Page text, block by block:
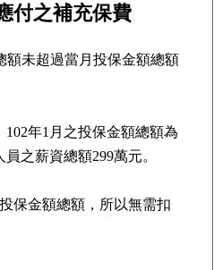
付之補充保費
額未超過當月投保金額總額
102年1月之投保金額總額為
之薪資總額299萬元。
保金額總額，所以無需扣